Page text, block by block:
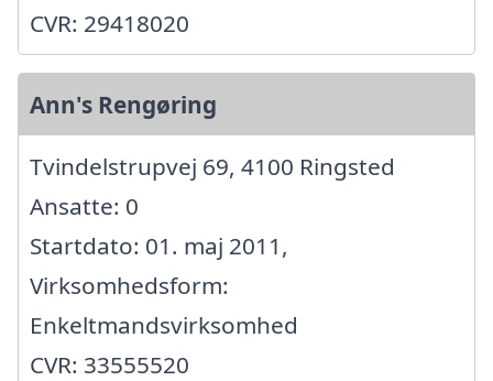
CVR: 29418020
Ann's Rengøring
Tvindelstrupvej 69, 4100 Ringsted
Ansatte: 0
Startdato: 01. maj 2011,
Virksomhedsform:
Enkeltmandsvirksomhed
CVR: 33555520